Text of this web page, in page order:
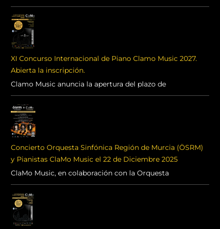
XI Concurso Internacional de Piano Clamo Music 2027.
Abierta la inscripción.
Clamo Music anuncia la apertura del plazo de
Concierto Orquesta Sinfónica Región de Murcia (ÖSRM)
y Pianistas ClaMo Music el 22 de Diciembre 2025
ClaMo Music, en colaboración con la Orquesta